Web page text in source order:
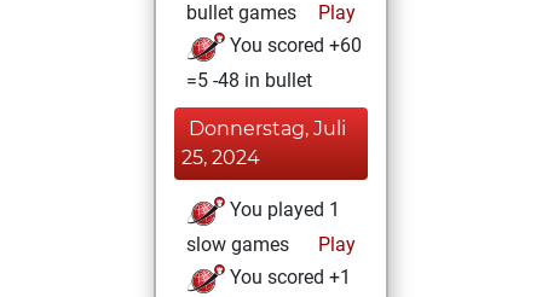
bullet games
Play
You scored +60
=5 -48 in bullet
Donnerstag, Juli
25, 2024
You played 1
slow games
Play
You scored +1